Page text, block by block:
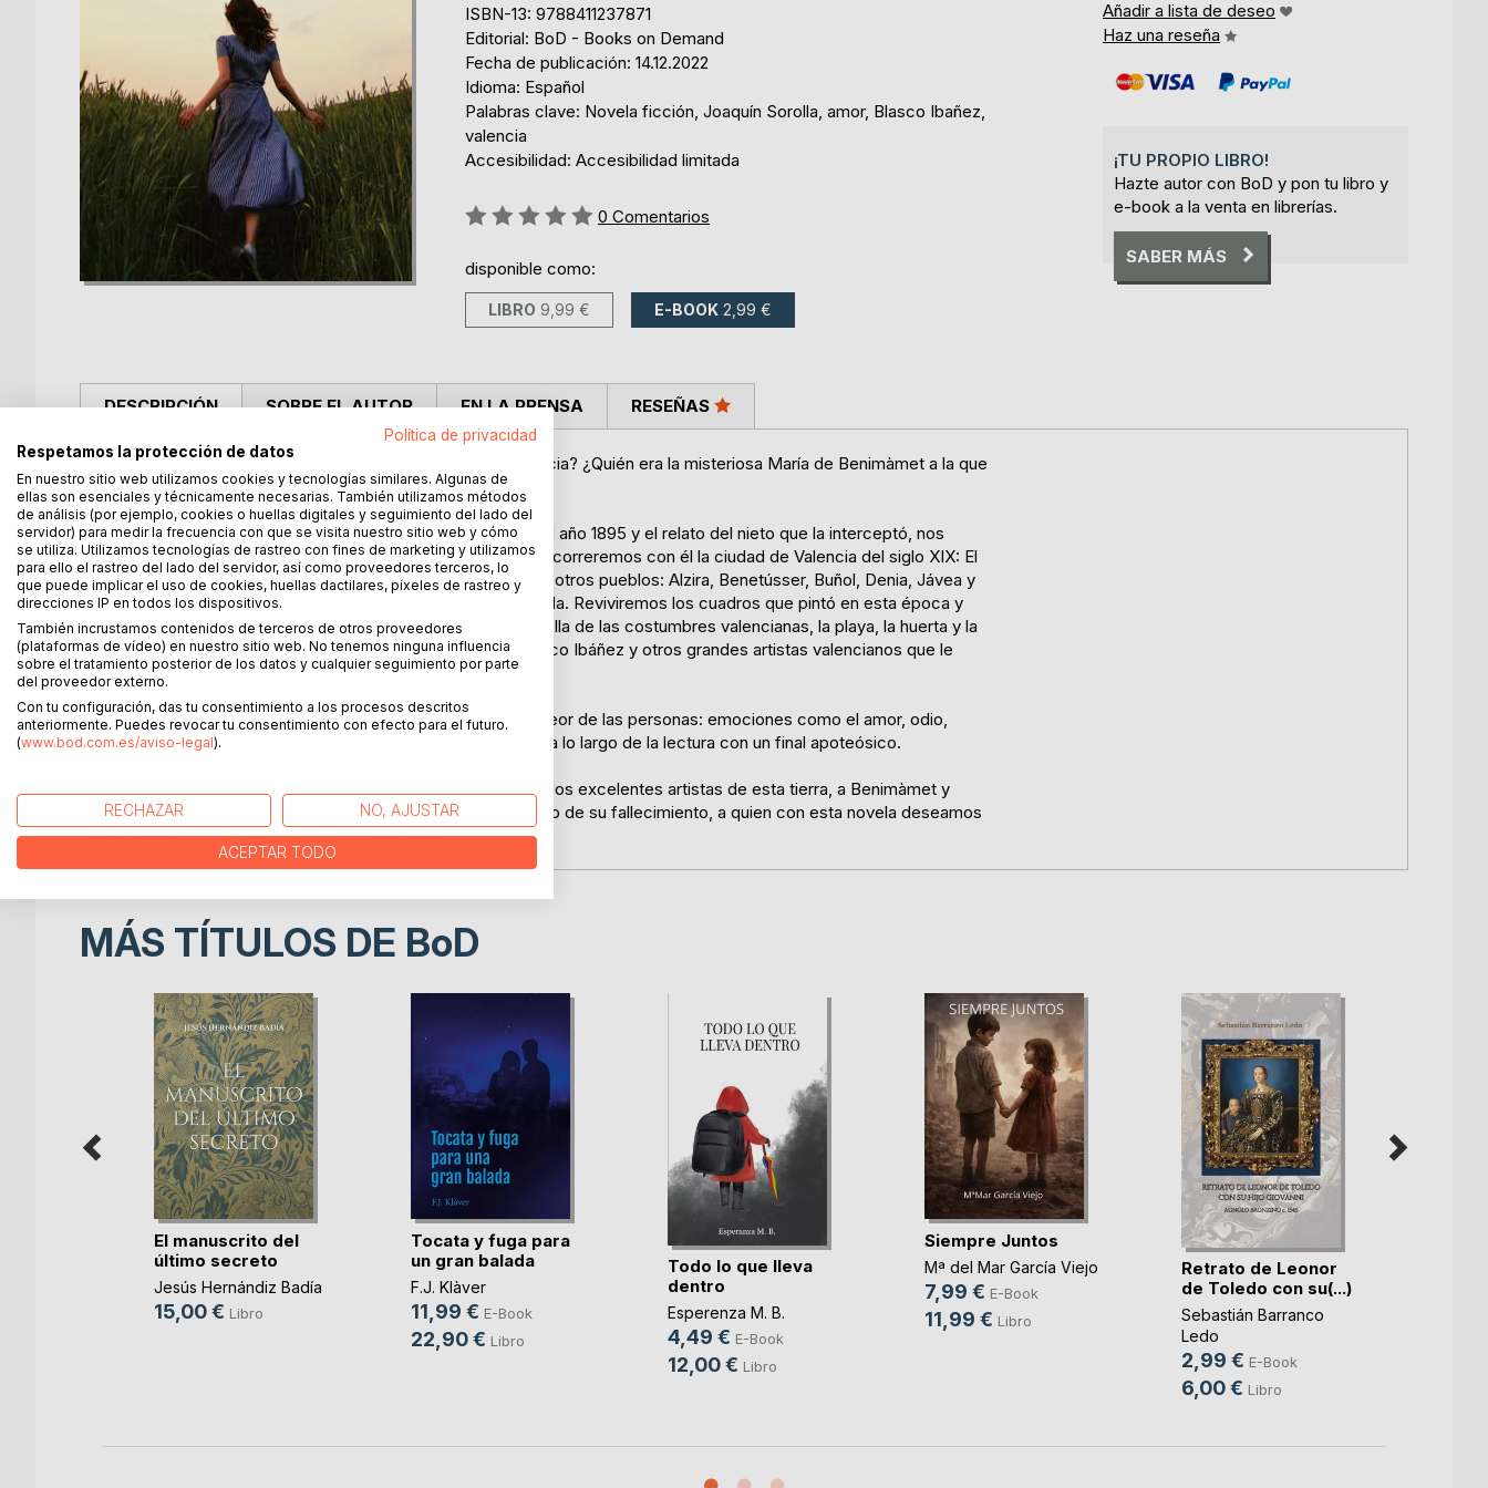
ISBN-13: 9788411237871
Editorial: BoD - Books on Demand
Fecha de publicación: 14.12.2022
Idioma: Español
Palabras clave: Novela ficción, Joaquín Sorolla, amor, Blasco Ibañez,
valencia
Accesibilidad: Accesibilidad limitada
Rating:
0 Comentarios
disponible como:
LIBRO 9,99 € E-BOOK 2,99 €
Añadir a lista de deseo
Haz una reseña
¡TU PROPIO LIBRO!
Hazte autor con BoD y pon tu libro y
e-book a la venta en librerías.
SABER MÁS
DESCRIPCIÓN
¿Qué hizo Sorolla en los veranos de 1894 a 1896 en Valencia? ¿Quién era la misteriosa María de Benimàmet a la que
estuvo pintando estos años?
Una Carta enviada por Sorolla a María de Benimàmet en el año 1895 y el relato del nieto que la interceptó, nos
llevará a viajar en el tiempo junto al Maestro de la Luz y recorreremos con él la ciudad de Valencia del siglo XIX: El
centro, La Malvarrosa, El Cabañal y Benimàmet, así como otros pueblos: Alzira, Benetússer, Buñol, Denia, Jávea y
también en la capital Madrid, donde residía la familia Sorolla. Reviviremos los cuadros que pintó en esta época y
algunos de los premios que ganó, disfrutaremos con Sorolla de las costumbres valencianas, la playa, la huerta y la
excelente gastronomía de esta tierra junto a Vicente Blasco Ibáñez y otros grandes artistas valencianos que le
acompañarán en este viaje.
Una historia donde los personajes sacarán lo mejor y lo peor de las personas: emociones como el amor, odio,
celos, malos tratos y envidias irán ganando en intensidad a lo largo de la lectura con un final apoteósico.
Dedicado a nuestra querida Valencia, a los valencianos, a los excelentes artistas de esta tierra, a Benimàmet y
especialmente a Sorolla y sus aficionados en el centenario de su fallecimiento, a quien con esta novela deseamos
rendir Homenaje y recuerdo a su gran obra y legado.
SOBRE EL AUTOR EN LA PRENSA RESEÑAS
MÁS TÍTULOS DE BoD
El manuscrito del
último secreto
Jesús Hernándiz Badía
15,00 € Libro
Tocata y fuga para
un gran balada
F.J. Klàver
11,99 € E-Book
22,90 € Libro
Todo lo que lleva
dentro
Esperenza M. B.
4,49 € E-Book
12,00 € Libro
Siempre Juntos
Mª del Mar García Viejo
7,99 € E-Book
11,99 € Libro
Retrato de Leonor
de Toledo con su(...)
Sebastián Barranco
Ledo
2,99 € E-Book
6,00 € Libro
Política de privacidad
Respetamos la protección de datos
En nuestro sitio web utilizamos cookies y tecnologías similares. Algunas de
ellas son esenciales y técnicamente necesarias. También utilizamos métodos
de análisis (por ejemplo, cookies o huellas digitales y seguimiento del lado del
servidor) para medir la frecuencia con que se visita nuestro sitio web y cómo
se utiliza. Utilizamos tecnologías de rastreo con fines de marketing y utilizamos
para ello el rastreo del lado del servidor, así como proveedores terceros, lo
que puede implicar el uso de cookies, huellas dactilares, píxeles de rastreo y
direcciones IP en todos los dispositivos.
También incrustamos contenidos de terceros de otros proveedores
(plataformas de vídeo) en nuestro sitio web. No tenemos ninguna influencia
sobre el tratamiento posterior de los datos y cualquier seguimiento por parte
del proveedor externo.
Con tu configuración, das tu consentimiento a los procesos descritos
anteriormente. Puedes revocar tu consentimiento con efecto para el futuro.
(www.bod.com.es/aviso-legal).
RECHAZAR NO, AJUSTAR
ACEPTAR TODO